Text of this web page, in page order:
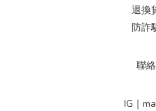
退換
防詐
聯
IG｜